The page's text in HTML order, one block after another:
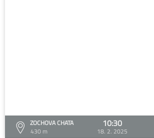
ZOCHOVA CHATA
430 m
10:30
18. 2. 2025